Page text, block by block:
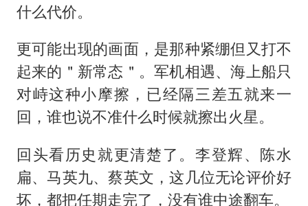
什么代价。
更可能出现的画面，是那种紧绷但又打不
起来的＂新常态＂。军机相遇、海上船只
对峙这种小摩擦，已经隔三差五就来一
回，谁也说不准什么时候就擦出火星。
回头看历史就更清楚了。李登辉、陈水
扁、马英九、蔡英文，这几位无论评价好
坏，都把任期走完了，没有谁中途翻车。